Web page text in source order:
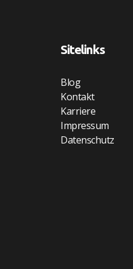
Sitelinks
Blog
Kontakt
Karriere
Impressum
Datenschutz